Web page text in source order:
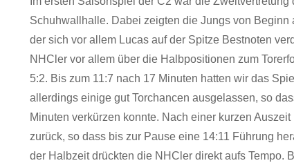
Schuhwallhalle. Dabei zeigten die Jungs von Beginn
der sich vor allem Lucas auf der Spitze Bestnoten
NHCler vor allem über die Halbpositionen zum
5:2. Bis zum 11:7 nach 17 Minuten hatten wir das
allerdings einige gut Torchancen ausgelassen, so
Minuten verkürzen konnte. Nach einer kurzen
zurück, so dass bis zur Pause eine 14:11 Führung
der Halbzeit drückten die NHCler direkt aufs Tempo.